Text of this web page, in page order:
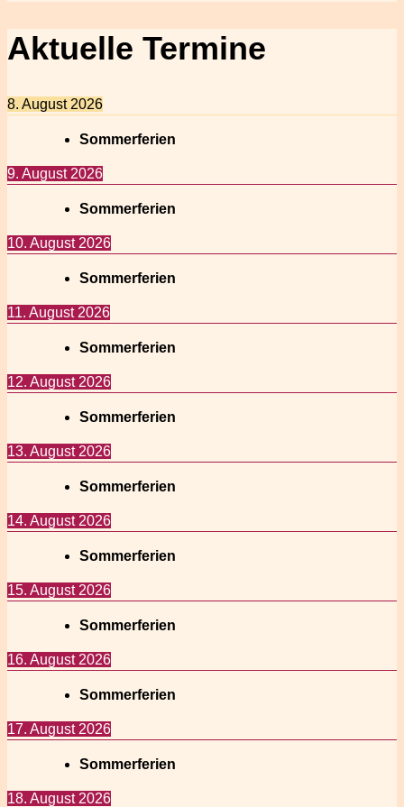
Aktuelle Termine
8. August 2026
Sommerferien
9. August 2026
Sommerferien
10. August 2026
Sommerferien
11. August 2026
Sommerferien
12. August 2026
Sommerferien
13. August 2026
Sommerferien
14. August 2026
Sommerferien
15. August 2026
Sommerferien
16. August 2026
Sommerferien
17. August 2026
Sommerferien
18. August 2026